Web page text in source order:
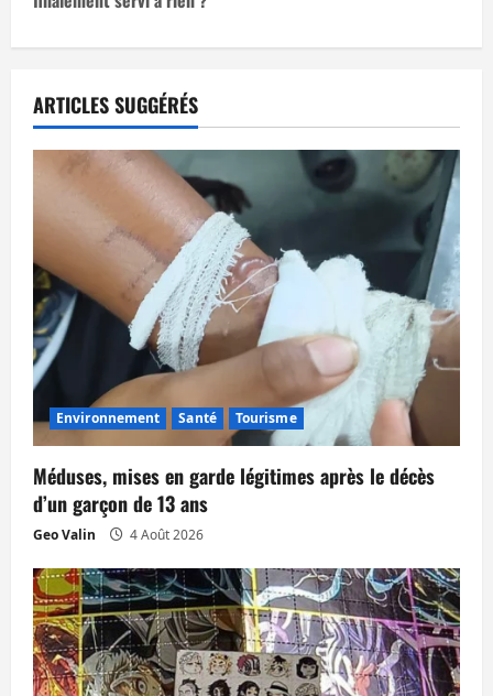
g
t
i
o
n
d
’
a
r
t
i
c
l
e
ARTICLES SUGGÉRÉS
Environnement Santé Tourisme
Méduses, mises en garde légitimes après le décès
d’un garçon de 13 ans
Geo Valin 4 Août 2026